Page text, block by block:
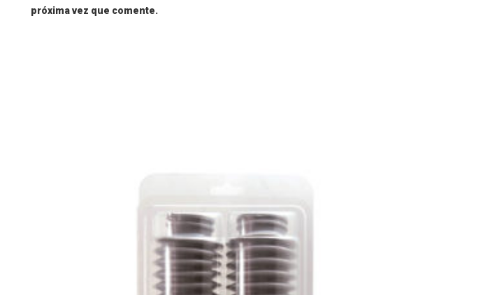
próxima vez que comente.